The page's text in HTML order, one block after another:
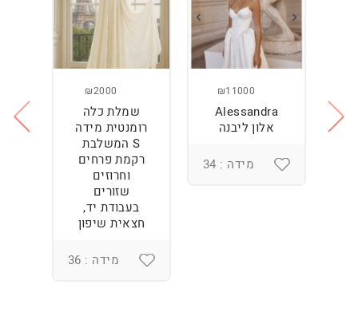
₪11000
Alessandra
אלון ליבנה
מידה : 34
₪2000
שמלת כלה
רומנטית מידה
S המשלבת
רקמת פרחים
וחרוזים
שזורים
בעבודת יד,
חצאית שיפון
מידה : 36